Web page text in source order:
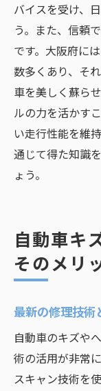
バイスを受け、
う。また、信頼
です。大阪府に
数多くあり、そ
車を美しく蘇ら
ルの力を活かす
い走行性能を維
通じて得た知識
ょう。
自動車キ
そのメリ
最新の修理技術
自動車のキズや
術の活用が非常
スキャン技術を